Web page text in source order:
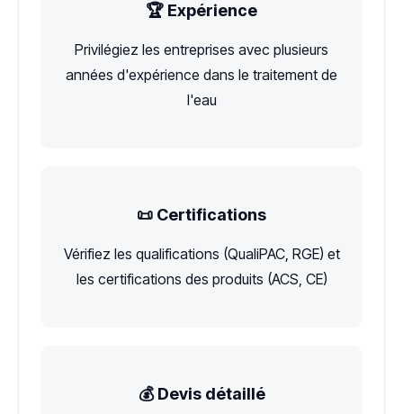
🏆 Expérience
Privilégiez les entreprises avec plusieurs
années d'expérience dans le traitement de
l'eau
📜 Certifications
Vérifiez les qualifications (QualiPAC, RGE) et
les certifications des produits (ACS, CE)
💰 Devis détaillé